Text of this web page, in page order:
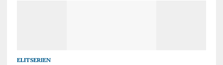
ELITSERIEN